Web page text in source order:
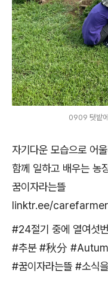
0909 텃밭
자기다운 모습으로 어
함께 일하고 배우는 농
꿈이자라는뜰
linktr.ee/carefarmer
#24절기 중에 열여섯번
#추분 #秋分
#꿈이자라는뜰 #소식